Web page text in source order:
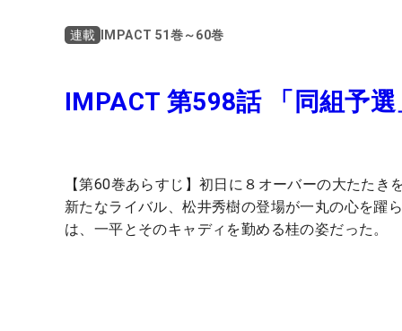
連載 IMPACT 51巻～60巻
IMPACT 第598話 「同組予選
【第60巻あらすじ】初日に８オーバーの大たた
新たなライバル、松井秀樹の登場が一丸の心を躍
は、一平とそのキャディを勤める桂の姿だった。